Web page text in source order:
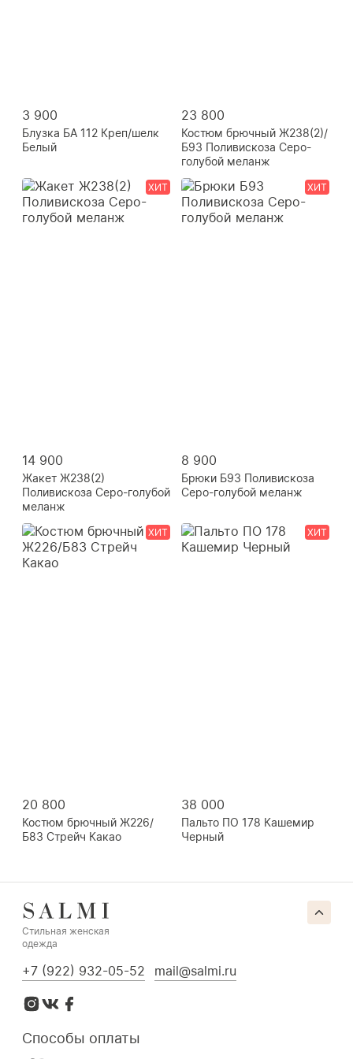
3 900
Блузка БА 112 Креп/шелк
Белый
23 800
Костюм брючный Ж238(2)/
Б93 Поливискоза Серо-
голубой меланж
14 900
Жакет Ж238(2)
Поливискоза Серо-голубой
меланж
ХИТ
8 900
Брюки Б93 Поливискоза
Серо-голубой меланж
ХИТ
20 800
Костюм брючный Ж226/
Б83 Стрейч Какао
ХИТ
38 000
Пальто ПО 178 Кашемир
Черный
ХИТ
Стильная женская
одежда
+7 (922) 932-05-52 mail@salmi.ru
Способы оплаты